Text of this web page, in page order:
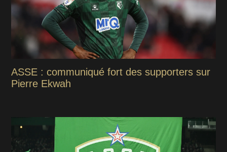
ASSE : communiqué fort des supporters sur
Pierre Ekwah